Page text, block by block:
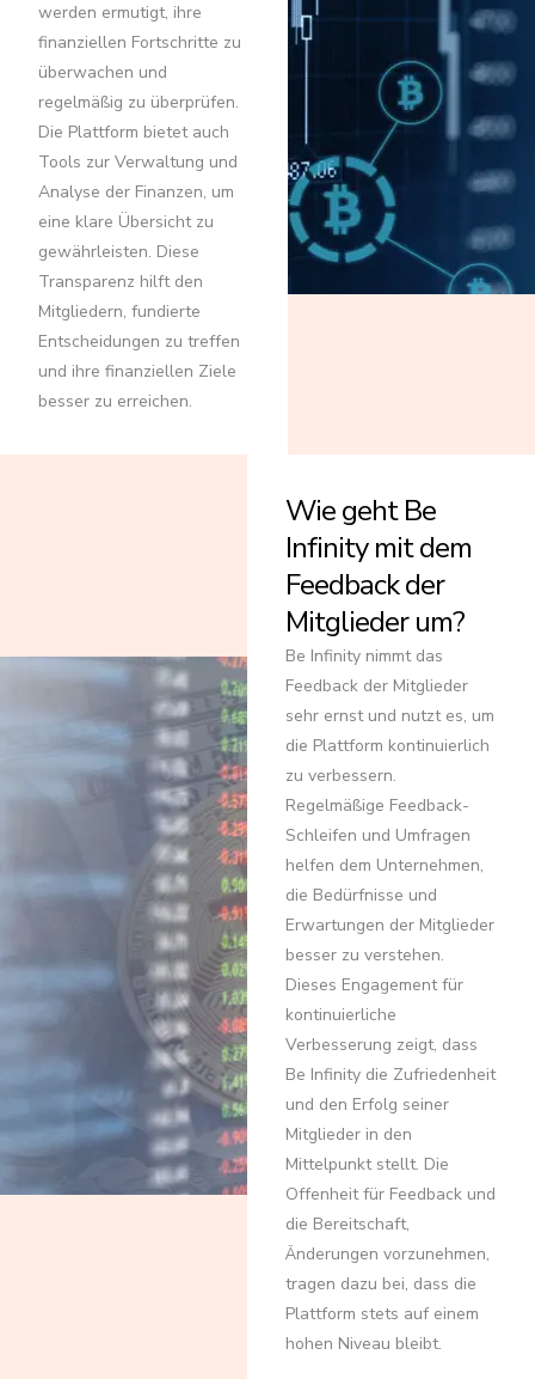
werden ermutigt, ihre
finanziellen Fortschritte zu
überwachen und
regelmäßig zu überprüfen.
Die Plattform bietet auch
Tools zur Verwaltung und
Analyse der Finanzen, um
eine klare Übersicht zu
gewährleisten. Diese
Transparenz hilft den
Mitgliedern, fundierte
Entscheidungen zu treffen
und ihre finanziellen Ziele
besser zu erreichen.
Wie geht Be
Infinity mit dem
Feedback der
Mitglieder um?
Be Infinity nimmt das
Feedback der Mitglieder
sehr ernst und nutzt es, um
die Plattform kontinuierlich
zu verbessern.
Regelmäßige Feedback-
Schleifen und Umfragen
helfen dem Unternehmen,
die Bedürfnisse und
Erwartungen der Mitglieder
besser zu verstehen.
Dieses Engagement für
kontinuierliche
Verbesserung zeigt, dass
Be Infinity die Zufriedenheit
und den Erfolg seiner
Mitglieder in den
Mittelpunkt stellt. Die
Offenheit für Feedback und
die Bereitschaft,
Änderungen vorzunehmen,
tragen dazu bei, dass die
Plattform stets auf einem
hohen Niveau bleibt.